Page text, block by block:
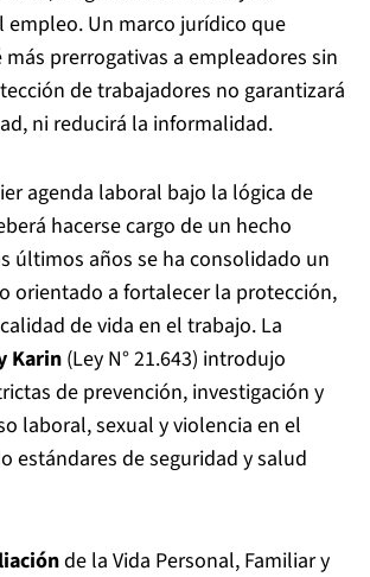
empleo. Un marco jurídico que
prerrogativas a empleadores sin
de trabajadores no garantizará
ni reducirá la informalidad.
agenda laboral bajo la lógica de
hacerse cargo de un hecho
últimos años se ha consolidado un
orientado a fortalecer la protección,
de vida en el trabajo. La
Karin(Ley N° 21.643) introdujo
de prevención, investigación y
laboral, sexual y violencia en el
estándares de seguridad y salud
de la Vida Personal, Familiar y